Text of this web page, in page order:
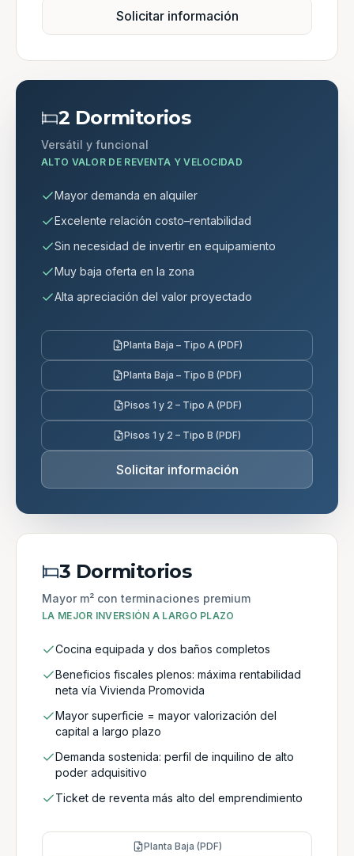
Solicitar información
2 Dormitorios
Versátil y funcional
ALTO VALOR DE REVENTA Y VELOCIDAD
Mayor demanda en alquiler
Excelente relación costo–rentabilidad
Sin necesidad de invertir en equipamiento
Muy baja oferta en la zona
Alta apreciación del valor proyectado
Planta Baja – Tipo A (PDF)
Planta Baja – Tipo B (PDF)
Pisos 1 y 2 – Tipo A (PDF)
Pisos 1 y 2 – Tipo B (PDF)
Solicitar información
3 Dormitorios
Mayor m² con terminaciones premium
LA MEJOR INVERSIÓN A LARGO PLAZO
Cocina equipada y dos baños completos
Beneficios fiscales plenos: máxima rentabilidad
neta vía Vivienda Promovida
Mayor superficie = mayor valorización del
capital a largo plazo
Demanda sostenida: perfil de inquilino de alto
poder adquisitivo
Ticket de reventa más alto del emprendimiento
Planta Baja (PDF)